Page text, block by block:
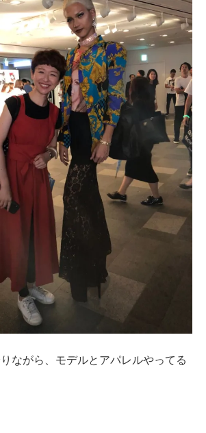
ながら、モデルとアパレルやってる